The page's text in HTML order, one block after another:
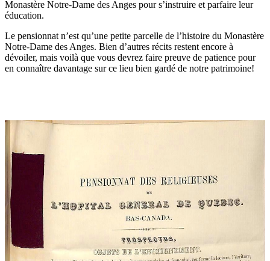
Monastère Notre-Dame des Anges pour s’instruire et parfaire leur
éducation.
Le pensionnat n’est qu’une petite parcelle de l’histoire du Monastère
Notre-Dame des Anges. Bien d’autres récits restent encore à
dévoiler, mais voilà que vous devrez faire preuve de patience pour
en connaître davantage sur ce lieu bien gardé de notre patrimoine!